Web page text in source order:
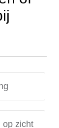
op zicht